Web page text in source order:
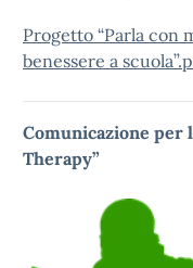
Progetto “Parla con
benessere a
Comunicazione per
Therapy”